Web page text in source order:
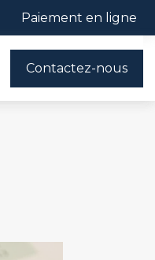
Paiement en ligne
Contactez-nous